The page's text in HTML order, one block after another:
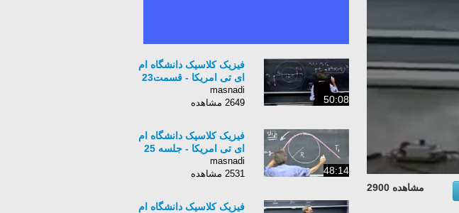
مشاهده 2900
50:08
فیزیک کلاسیک دانشگاه ام
ای تی امریکا - قسمت23
masnadi
2649 مشاهده
48:14
فیزیک کلاسیک دانشگاه ام
ای تی امریکا - جلسه 25
masnadi
2531 مشاهده
فیزیک کلاسیک دانشگاه ام